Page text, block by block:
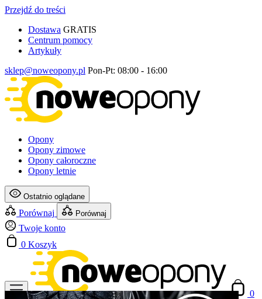
Przejdź do treści
Dostawa GRATIS
Centrum pomocy
Artykuły
sklep@noweopony.pl Pon-Pt: 08:00 - 16:00
Opony
Opony zimowe
Opony całoroczne
Opony letnie
Ostatnio oglądane
Porównaj Porównaj
Twoje konto
0 Koszyk
0